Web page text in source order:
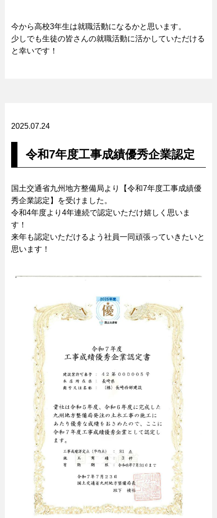
今から高校3年生は就職活動になるかと思います。
少しでも生徒の皆さんの就職活動に活かしていただける
と幸いです！
2025.07.24
令和7年度工事成績優秀企業認定
国土交通省九州地方整備局より【令和7年度工事成績優
秀企業認定】を受けました。
令和4年度より4年連続で認定いただけ嬉しく思いま
す！
来年も認定いただけるよう社員一同頑張っていきたいと
思います！